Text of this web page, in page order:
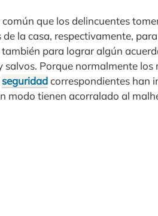
que los delincuentes
la casa, respectivamente,
para lograr algún
Porque normalmente los
seguridadcorrespondientes han
modo tienen acorralado al